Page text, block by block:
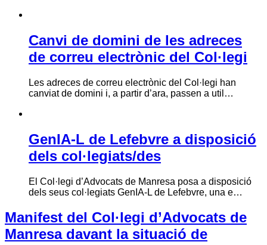
Canvi de domini de les adreces
de correu electrònic del Col·legi
Les adreces de correu electrònic del Col·legi han
canviat de domini i, a partir d’ara, passen a util…
GenIA-L de Lefebvre a disposició
dels col·legiats/des
El Col·legi d’Advocats de Manresa posa a disposició
dels seus col·legiats GenIA-L de Lefebvre, una e…
Manifest del Col·legi d’Advocats de
Manresa davant la situació de